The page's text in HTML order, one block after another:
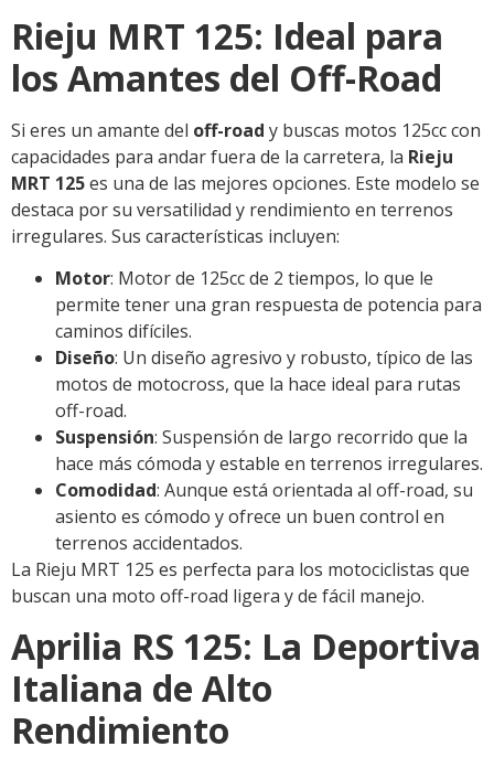
Rieju MRT 125: Ideal para
los Amantes del Off-Road
Si eres un amante del off-road y buscas motos 125cc con
capacidades para andar fuera de la carretera, la Rieju
MRT 125es una de las mejores opciones. Este modelo se
destaca por su versatilidad y rendimiento en terrenos
irregulares. Sus características incluyen:
Motor: Motor de 125cc de 2 tiempos, lo que le
permite tener una gran respuesta de potencia para
caminos difíciles.
Diseño: Un diseño agresivo y robusto, típico de las
motos de motocross, que la hace ideal para rutas
off-road.
Suspensión: Suspensión de largo recorrido que la
hace más cómoda y estable en terrenos irregulares.
Comodidad: Aunque está orientada al off-road, su
asiento es cómodo y ofrece un buen control en
terrenos accidentados.
La Rieju MRT 125 es perfecta para los motociclistas que
buscan una moto off-road ligera y de fácil manejo.
Aprilia RS 125: La Deportiva
Italiana de Alto
Rendimiento